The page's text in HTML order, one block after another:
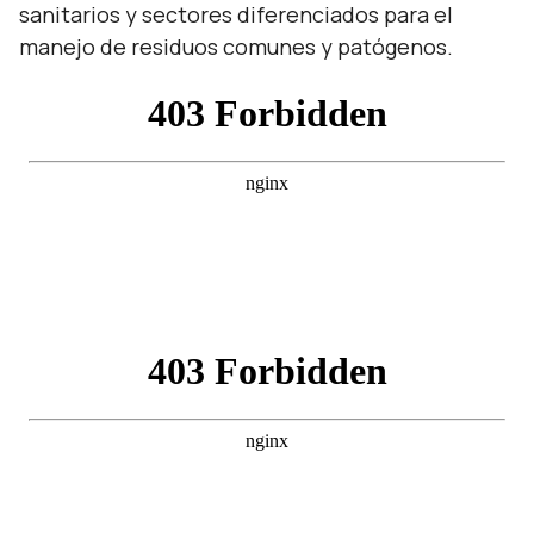
sanitarios y sectores diferenciados para el
manejo de residuos comunes y patógenos.